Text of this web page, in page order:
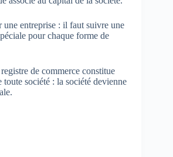
entreprise : il faut suivre une
pour chaque forme de
de commerce constitue
toute société : la société devienne